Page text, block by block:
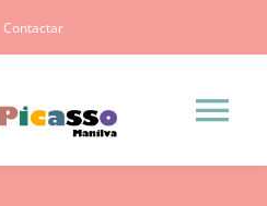
Contactar